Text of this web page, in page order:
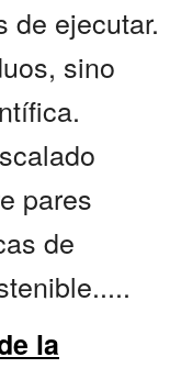
de ejecutar.
sino
pares
de
la